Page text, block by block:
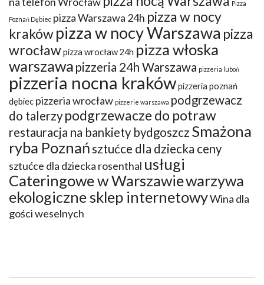
Pizza
Poznań Dębiec pizza Warszawa 24h pizza w nocy
krakówpizza w nocy Warszawa pizza
wrocławpizza wrocław 24h pizza włoska
warszawa pizzeria 24h Warszawa pizzeria luboń
pizzeria nocna krakówpizzeria poznań
dębiec pizzeria wrocław pizzerie warszawa podgrzewacz
do talerzy podgrzewacze do potraw
restauracja na bankiety bydgoszcz Smażona
ryba Poznań sztućce dla dziecka ceny
sztućce dla dziecka rosenthal usługi
Cateringowe w Warszawiewarzywa
ekologiczne sklep internetowyWina dla
gości weselnych